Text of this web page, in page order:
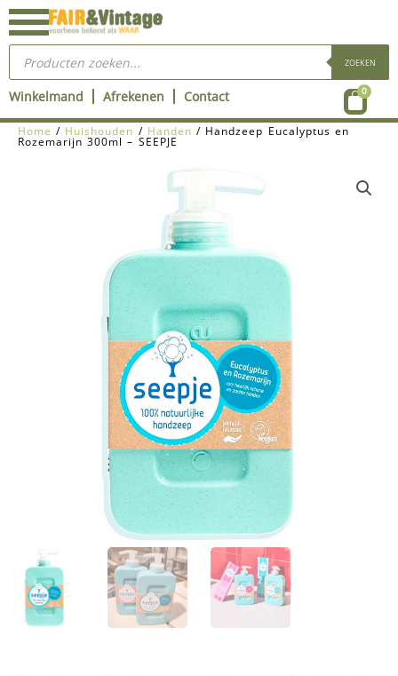
Ga
naar
inhoud
Producten
zoeken ZOEKEN
Winkelmand Afrekenen Contact 0
Home / Huishouden / Handen / Handzeep Eucalyptus en
Rozemarijn 300ml – SEEPJE